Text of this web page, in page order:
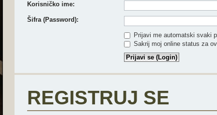
Korisničko ime:
Šifra (Password):
Prijavi me automatski svaki
Sakrij moj online status za
REGISTRUJ SE